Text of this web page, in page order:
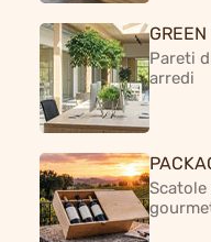
Pareti
arredi
Il pioppo